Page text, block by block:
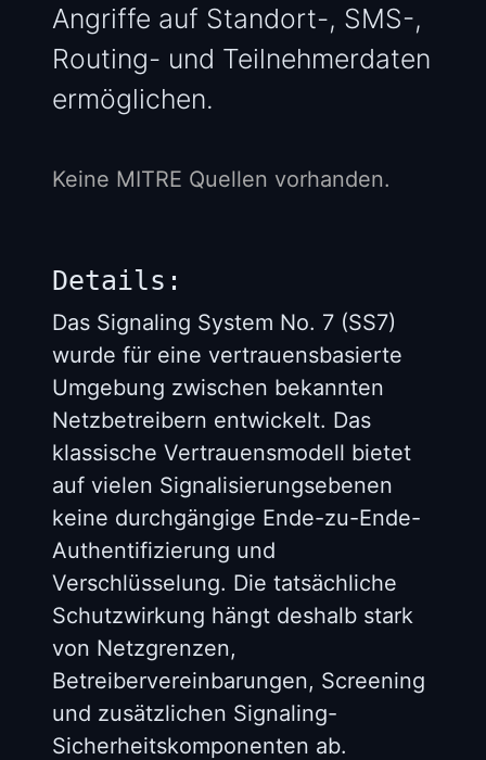
Angriffe auf Standort-, SMS-,
Routing- und Teilnehmerdaten
ermöglichen.
Keine MITRE Quellen vorhanden.
Details:
Das Signaling System No. 7 (SS7)
wurde für eine vertrauensbasierte
Umgebung zwischen bekannten
Netzbetreibern entwickelt. Das
klassische Vertrauensmodell bietet
auf vielen Signalisierungsebenen
keine durchgängige Ende-zu-Ende-
Authentifizierung und
Verschlüsselung. Die tatsächliche
Schutzwirkung hängt deshalb stark
von Netzgrenzen,
Betreibervereinbarungen, Screening
und zusätzlichen Signaling-
Sicherheitskomponenten ab.